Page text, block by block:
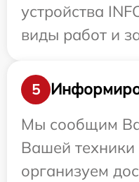
устройства
виды работ и
5
Мы сообщим
Вашей
организуем